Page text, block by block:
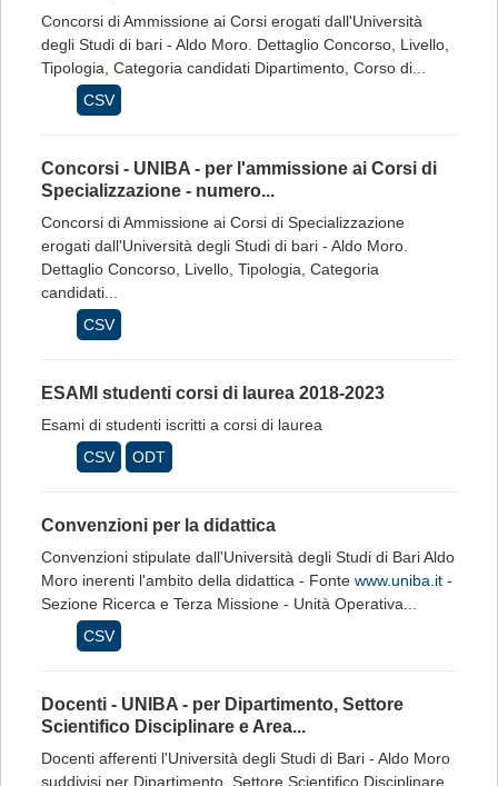
Concorsi di Ammissione ai Corsi erogati dall'Università
degli Studi di bari - Aldo Moro. Dettaglio Concorso, Livello,
Tipologia, Categoria candidati Dipartimento, Corso di...
CSV
Concorsi - UNIBA - per l'ammissione ai Corsi di
Specializzazione - numero...
Concorsi di Ammissione ai Corsi di Specializzazione
erogati dall'Università degli Studi di bari - Aldo Moro.
Dettaglio Concorso, Livello, Tipologia, Categoria
candidati...
CSV
ESAMI studenti corsi di laurea 2018-2023
Esami di studenti iscritti a corsi di laurea
CSV
ODT
Convenzioni per la didattica
Convenzioni stipulate dall'Università degli Studi di Bari Aldo
Moro inerenti l'ambito della didattica - Fonte www.uniba.it -
Sezione Ricerca e Terza Missione - Unità Operativa...
CSV
Docenti - UNIBA - per Dipartimento, Settore
Scientifico Disciplinare e Area...
Docenti afferenti l'Università degli Studi di Bari - Aldo Moro
suddivisi per Dipartimento, Settore Scientifico Disciplinare